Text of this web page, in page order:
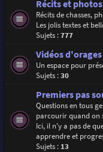
Récits et
Récits de chasses,
Les jolis textes et
Sujets :777
Vidéos d'orages
Un espace pour
Sujets :30
Premiers pas
Questions en tous
parcourir quand on
Ici, il n'y a pas de
apprendre et
Sujets : 13